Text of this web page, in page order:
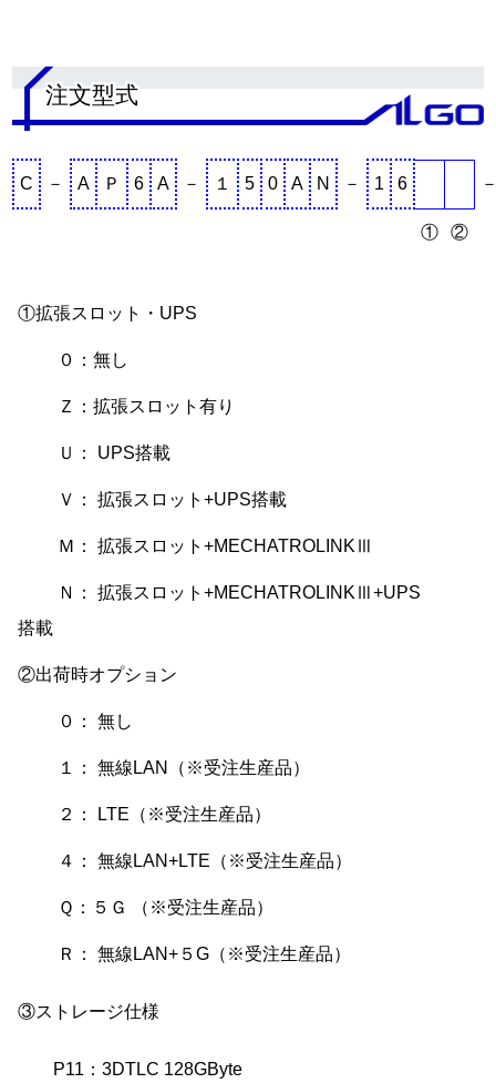
注文型式
C － A Ｐ 6 A － １ 5 0 A N － 1 6
① ②
①拡張スロット・UPS
０：無し
Ｚ：拡張スロット有り
Ｕ： UPS搭載
Ｖ： 拡張スロット+UPS搭載
Ｍ： 拡張スロット+MECHATROLINKⅢ
Ｎ： 拡張スロット+MECHATROLINKⅢ+UPS
搭載
②出荷時オプション
０： 無し
１： 無線LAN（※受注生産品）
２： LTE（※受注生産品）
４： 無線LAN+LTE（※受注生産品）
Ｑ：５Ｇ （※受注生産品）
Ｒ： 無線LAN+５G（※受注生産品）
③ストレージ仕様
P11：3DTLC 128GByte